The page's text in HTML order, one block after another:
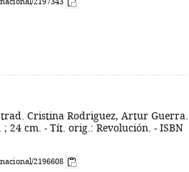
Cristina Rodriguez, Artur
24 cm. - Tít. orig.: Revolución. - ISBN
2196608